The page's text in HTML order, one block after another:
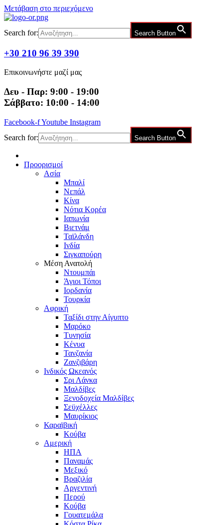
Μετάβαση στο περιεχόμενο
Search for: Search Button
+30 210 96 39 390
Επικοινωνήστε μαζί μας
Δευ - Παρ: 9:00 - 19:00
Σάββατο: 10:00 - 14:00
Facebook-fYoutube Instagram
Search for:
Search Button
Προορισμοί
Ασία
Μπαλί
Νεπάλ
Κίνα
Νότια Κορέα
Ιαπωνία
Βιετνάμ
Ταϊλάνδη
Ινδία
Σιγκαπούρη
Μέση Ανατολή
Ντουμπάι
Άγιοι Τόποι
Ιορδανία
Τουρκία
Αφρική
Ταξίδι στην Αίγυπτο
Μαρόκο
Τυνησία
Κένυα
Τανζανία
Ζανζιβάρη
Ινδικός Ωκεανός
Σρι Λάνκα
Μαλδίβες
Ξενοδοχεία Μαλδίβες
Σεϋχέλλες
Μαυρίκιος
Καραϊβική
Κούβα
Αμερική
ΗΠΑ
Παναμάς
Μεξικό
Βραζιλία
Αργεντινή
Περού
Κούβα
Γουατεμάλα